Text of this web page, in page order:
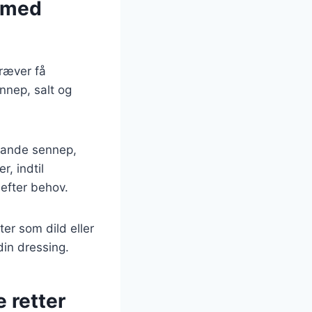
få
salt og
sennep,
indtil
behov.
som dild eller
dressing.
retter